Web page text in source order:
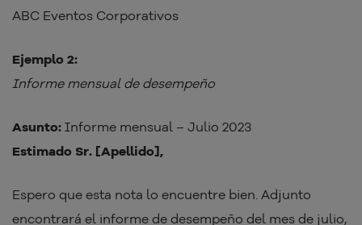
ABC Eventos Corporativos
Ejemplo 2:
Informe mensual de desempeño
Asunto: Informe mensual – Julio 2023
Estimado Sr. [Apellido],
Espero que esta nota lo encuentre bien. Adjunto
encontrará el informe de desempeño del mes de julio,